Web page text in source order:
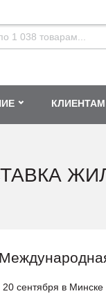
КЛИЕНТАМ
сентября в